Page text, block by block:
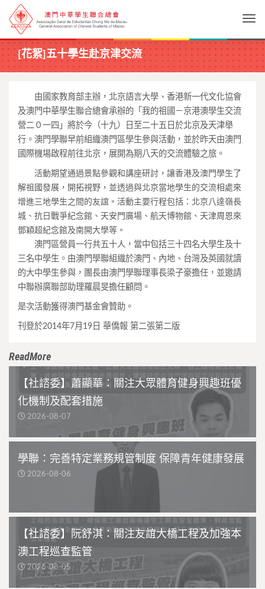
[花絮]五十學生赴京津交流
由國家教育部主辦，北京語言大學、 香港新一代文化協會
及澳門中華學生聯合總會承辦的「我的祖國－京港澳學生交流
營二０一四」將於今（十九）
日至二十五日於北京及天津舉
行。 澳門學聯早前組織澳門區學生參與活動， 並於昨天由澳門
國際機場啟程前往北京， 展開為期八天的交流體驗之旅。
活動期望通過景點參觀和講座研討， 讓香港及澳門學生了
解祖國發展，開拓視野， 並透過與北京當地學生的交流相處來
增進三地學生之間的友誼。 活動主要行程包括：北京八達嶺長
城、抗日戰爭紀念館、 天安門廣場、航天博物館、天津周恩來
鄧穎超紀念館及南開大學等。
澳門區營員一行共五十人， 當中包括三十四名大學生及十
三名中學生。由澳門學聯組織於澳門、 內地、台灣及英國就讀
的大中學生參與， 團長由澳門學聯理事長梁子豪擔任， 並邀請
中聯辦廣聯部助理羅晨旻擔任顧問。
是次活動獲得澳門基金會贊助。
刊登於2014年7月19日 華僑報 第二張第二版
ReadMore
【社諮委】蕭顯華：關注大眾體育健身興趣班優
化機制及配套措施
2026-08-07
學聯：完善特定業務規管制度 保障青年健康發展
2026-08-06
【社諮委】阮舒淇：關注友誼大橋工程及加強本
澳工程巡查監管
2026-08-05